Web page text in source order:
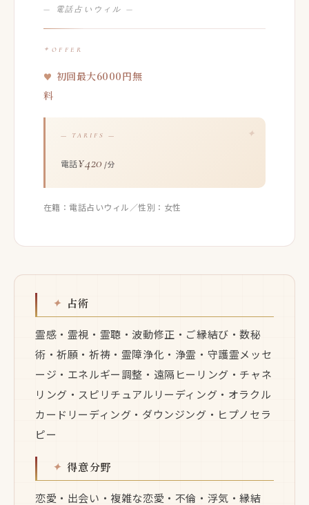
— 電話占いウィル —
OFFER
初回最大6000円無
料
— TARIFS —
電話¥420 /分
在籍：電話占いウィル／性別：女性
占術
霊感・霊視・霊聴・波動修正・ご縁結び・数秘
術・祈願・祈祷・霊障浄化・浄霊・守護霊メッセ
ージ・エネルギー調整・遠隔ヒーリング・チャネ
リング・スピリチュアルリーディング・オラクル
カードリーディング・ダウンジング・ヒプノセラ
ピー
得意分野
恋愛・出会い・複雑な恋愛・不倫・浮気・縁結